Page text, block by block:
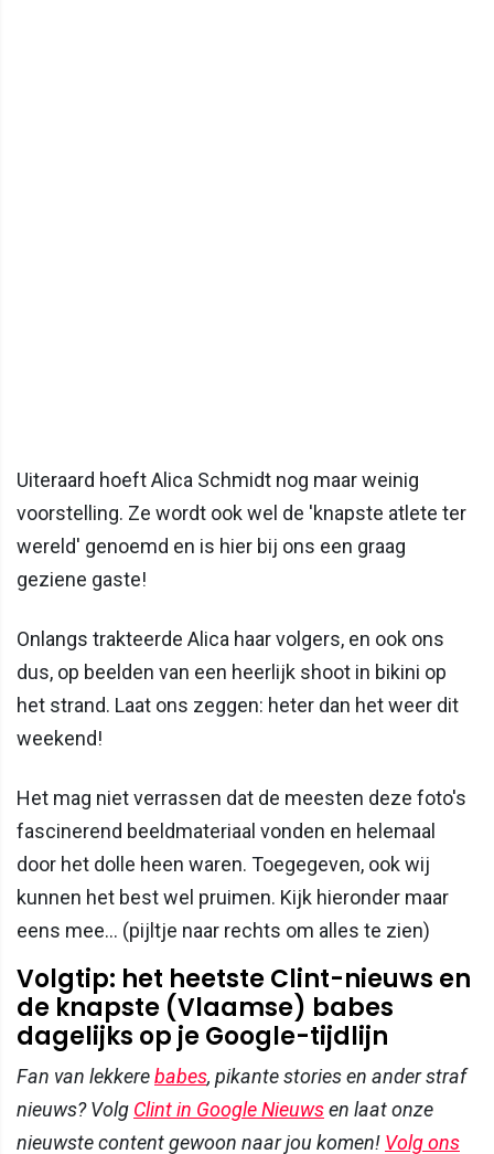
Uiteraard hoeft Alica Schmidt nog maar weinig
voorstelling. Ze wordt ook wel de 'knapste atlete ter
wereld' genoemd en is hier bij ons een graag
geziene gaste!
Onlangs trakteerde Alica haar volgers, en ook ons
dus, op beelden van een heerlijk shoot in bikini op
het strand. Laat ons zeggen: heter dan het weer dit
weekend!
Het mag niet verrassen dat de meesten deze foto's
fascinerend beeldmateriaal vonden en helemaal
door het dolle heen waren. Toegegeven, ook wij
kunnen het best wel pruimen. Kijk hieronder maar
eens mee... (pijltje naar rechts om alles te zien)
Volgtip: het heetste Clint-nieuws en
de knapste (Vlaamse) babes
dagelijks op je Google-tijdlijn
Fan van lekkerebabes, pikante stories en ander straf
nieuws? Volg Clint in Google Nieuwsen laat onze
nieuwste content gewoon naar jou komen! Volg ons